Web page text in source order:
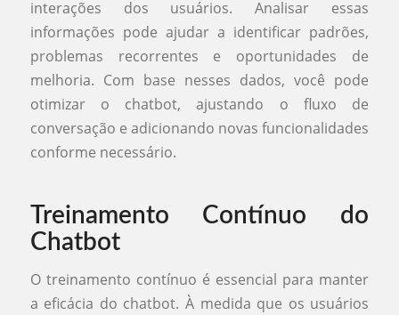
interações dos usuários. Analisar essas
informações pode ajudar a identificar padrões,
problemas recorrentes e oportunidades de
melhoria. Com base nesses dados, você pode
otimizar o chatbot, ajustando o fluxo de
conversação e adicionando novas funcionalidades
conforme necessário.
Treinamento Contínuo do
Chatbot
O treinamento contínuo é essencial para manter
a eficácia do chatbot. À medida que os usuários